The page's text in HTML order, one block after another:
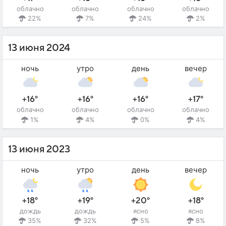
облачно
22%
облачно
7%
облачно
24%
облачно
2%
13 июня 2024
ночь
+16°
облачно
1%
утро
+16°
облачно
4%
день
+16°
облачно
0%
вечер
+17°
облачно
4%
13 июня 2023
ночь
+18°
дождь
35%
утро
+19°
дождь
32%
день
+20°
ясно
5%
вечер
+18°
ясно
8%